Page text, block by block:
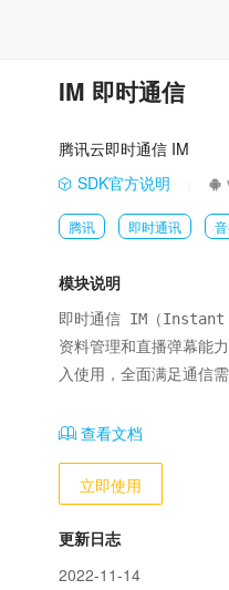
IM 即时通信
腾讯云即时通信 IM
SDK官方说明
腾讯 即时通讯
模块说明
即时通信 IM（Instant
资料管理和直播弹幕能
入使用，全面满足通信需
查看文档
立即使用
更新日志
2022-11-14